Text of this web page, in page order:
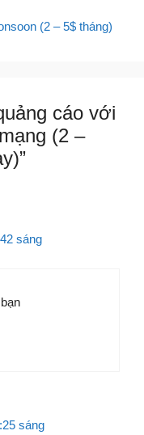
(2 – 5$ tháng)
cáo với
(2 –
sáng
sáng